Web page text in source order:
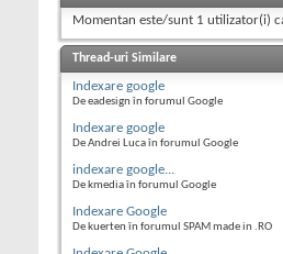
Momentan este/sunt 1 utilizator(i)
Thread-uri Similare
Indexare google
De eadesign în forumul Google
Indexare google
De Andrei Luca în forumul Google
indexare google...
De kmedia în forumul Google
Indexare Google
De kuerten în forumul SPAM made in .RO